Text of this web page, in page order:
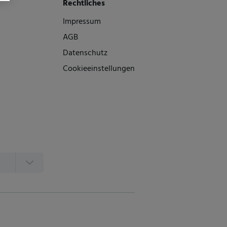
Rechtliches
Impressum
AGB
Datenschutz
Cookieeinstellungen